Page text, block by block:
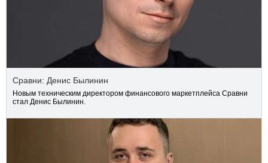
Сравни: Денис Былинин
Новым техническим директором финансового маркетплейса Сравни
стал Денис Былинин.